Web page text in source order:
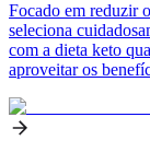
Focado em reduzir
seleciona
com a dieta keto
aproveitar os